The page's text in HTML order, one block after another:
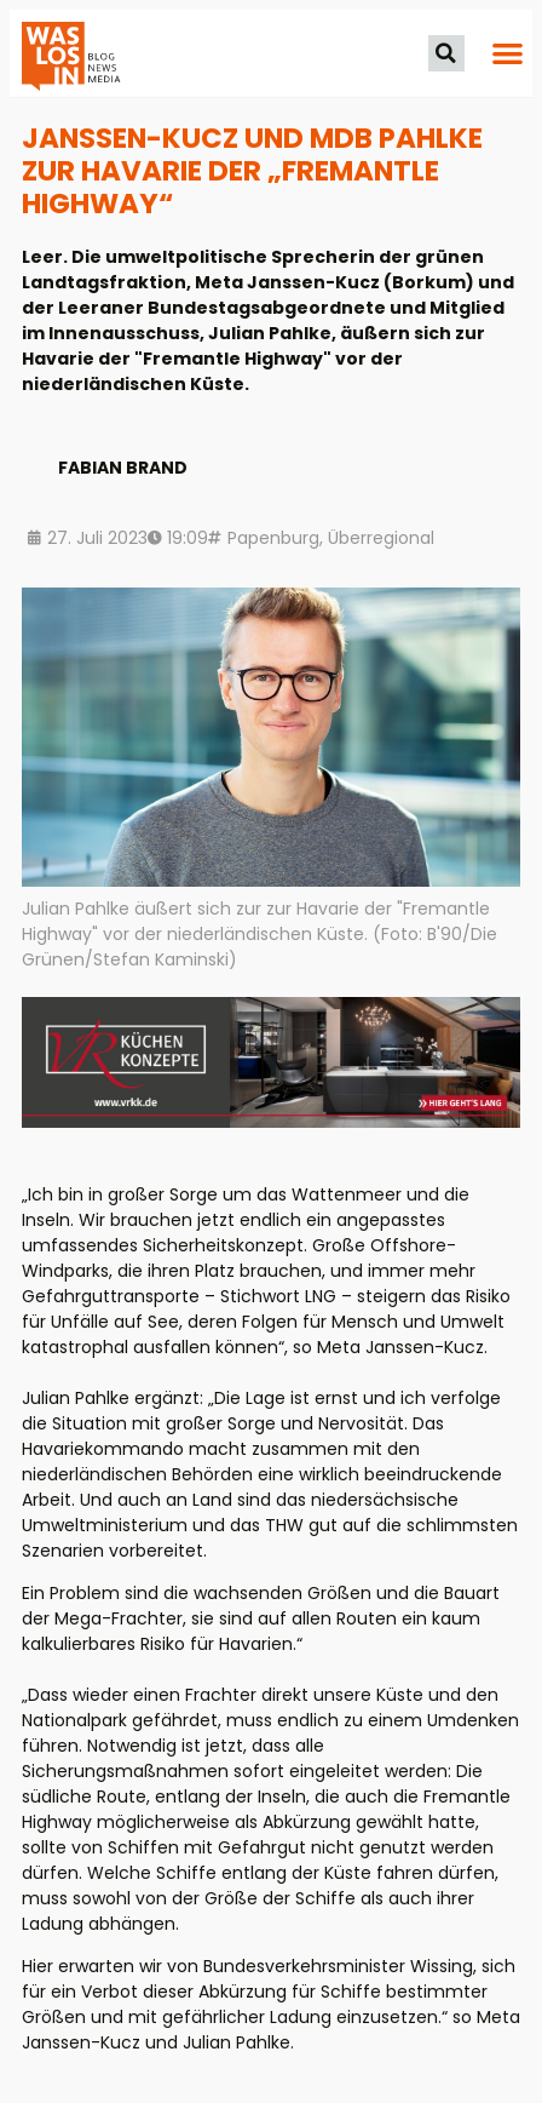
JANSSEN-KUCZ UND MDB PAHLKE
ZUR HAVARIE DER „FREMANTLE
HIGHWAY“
Leer. Die umweltpolitische Sprecherin der grünen
Landtagsfraktion, Meta Janssen-Kucz (Borkum) und
der Leeraner Bundestagsabgeordnete und Mitglied
im Innenausschuss, Julian Pahlke, äußern sich zur
Havarie der "Fremantle Highway" vor der
niederländischen Küste.
FABIAN BRAND
27. Juli 2023 19:09 Papenburg, Überregional
Julian Pahlke äußert sich zur zur Havarie der "Fremantle
Highway" vor der niederländischen Küste. (Foto: B'90/Die
Grünen/Stefan Kaminski)
„Ich bin in großer Sorge um das Wattenmeer und die
Inseln. Wir brauchen jetzt endlich ein angepasstes
umfassendes Sicherheitskonzept. Große Offshore-
Windparks, die ihren Platz brauchen, und immer mehr
Gefahrguttransporte – Stichwort LNG – steigern das Risiko
für Unfälle auf See, deren Folgen für Mensch und Umwelt
katastrophal ausfallen können“, so Meta Janssen-Kucz.
Julian Pahlke ergänzt: „Die Lage ist ernst und ich verfolge
die Situation mit großer Sorge und Nervosität. Das
Havariekommando macht zusammen mit den
niederländischen Behörden eine wirklich beeindruckende
Arbeit. Und auch an Land sind das niedersächsische
Umweltministerium und das THW gut auf die schlimmsten
Szenarien vorbereitet.
Ein Problem sind die wachsenden Größen und die Bauart
der Mega-Frachter, sie sind auf allen Routen ein kaum
kalkulierbares Risiko für Havarien.“
„Dass wieder einen Frachter direkt unsere Küste und den
Nationalpark gefährdet, muss endlich zu einem Umdenken
führen. Notwendig ist jetzt, dass alle
Sicherungsmaßnahmen sofort eingeleitet werden: Die
südliche Route, entlang der Inseln, die auch die Fremantle
Highway möglicherweise als Abkürzung gewählt hatte,
sollte von Schiffen mit Gefahrgut nicht genutzt werden
dürfen. Welche Schiffe entlang der Küste fahren dürfen,
muss sowohl von der Größe der Schiffe als auch ihrer
Ladung abhängen.
Hier erwarten wir von Bundesverkehrsminister Wissing, sich
für ein Verbot dieser Abkürzung für Schiffe bestimmter
Größen und mit gefährlicher Ladung einzusetzen.“ so Meta
Janssen-Kucz und Julian Pahlke.